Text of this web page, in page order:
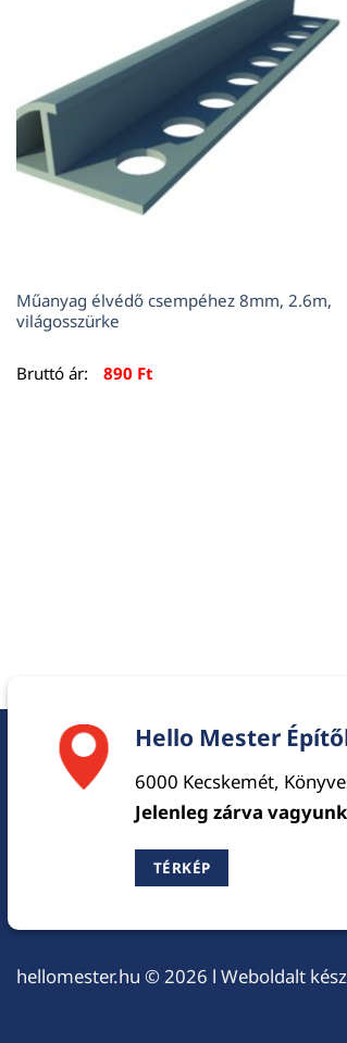
Műanyag élvédő csempéhez 8mm, 2.6m,
világosszürke
Bruttó ár: 890 Ft
Hello Mester
6000 Kecskemét,
Jelenleg zárva
TÉRKÉP
hellomester.hu © 2026 l Weboldalt